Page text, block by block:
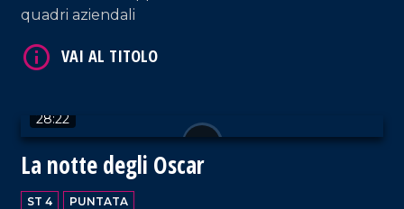
quadri aziendali
28:22
La notte degli Oscar
ST 4 PUNTATA
VAI AL TITOLO